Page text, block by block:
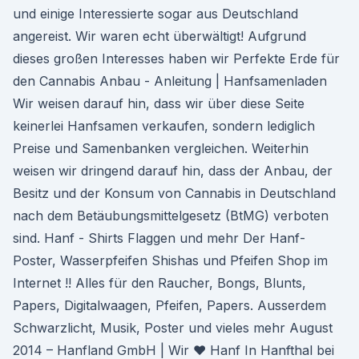
und einige Interessierte sogar aus Deutschland
angereist. Wir waren echt überwältigt! Aufgrund
dieses großen Interesses haben wir Perfekte Erde für
den Cannabis Anbau - Anleitung | Hanfsamenladen
Wir weisen darauf hin, dass wir über diese Seite
keinerlei Hanfsamen verkaufen, sondern lediglich
Preise und Samenbanken vergleichen. Weiterhin
weisen wir dringend darauf hin, dass der Anbau, der
Besitz und der Konsum von Cannabis in Deutschland
nach dem Betäubungsmittelgesetz (BtMG) verboten
sind. Hanf - Shirts Flaggen und mehr Der Hanf-
Poster, Wasserpfeifen Shishas und Pfeifen Shop im
Internet !! Alles für den Raucher, Bongs, Blunts,
Papers, Digitalwaagen, Pfeifen, Papers. Ausserdem
Schwarzlicht, Musik, Poster und vieles mehr August
2014 – Hanfland GmbH | Wir ♥ Hanf In Hanfthal bei